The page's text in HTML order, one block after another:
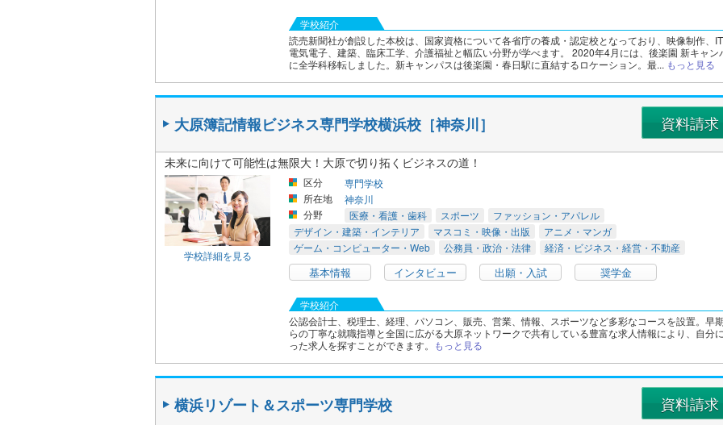
学校紹介
読売新聞社が創設した本校は、国家資格について各省庁の養成・認定校となっており、映像制作、IT
電気電子、建築、臨床工学、介護福祉と幅広い分野が学べます。 2020年4月には、後楽園 新キャン
に全学科移転しました。新キャンパスは後楽園・春日駅に直結するロケーション。最... もっと見る
大原簿記情報ビジネス専門学校横浜校［神奈川］ 資料請求
未来に向けて可能性は無限大！大原で切り拓くビジネスの道！
学校詳細を見る
区分
専門学校
所在地
神奈川
分野
医療・看護・歯科 スポーツ
ファッション・アパレル
デザイン・建築・インテリア
マスコミ・映像・出版
アニメ・マンガ
ゲーム・コンピューター・Web
公務員・政治・法律 経済・ビジネス・経営・不動産
基本情報 インタビュー 出願・入試 奨学金
学校紹介
公認会計士、税理士、経理、パソコン、販売、営業、情報、スポーツなど多彩なコースを設置。早
らの丁寧な就職指導と全国に広がる大原ネットワークで共有している豊富な求人情報により、自分
った求人を探すことができます。
もっと見る
横浜リゾート＆スポーツ専門学校 資料請求